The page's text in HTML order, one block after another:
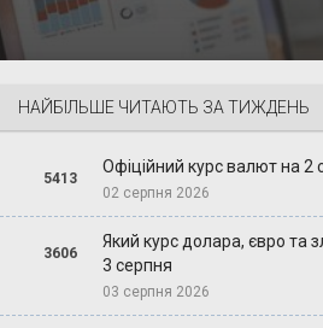
НАЙБІЛЬШЕ ЧИТАЮТЬ ЗА ТИЖДЕНЬ
5413
Офіційний курс валют на 2
02 серпня 2026
3606
Який курс долара, євро та
3 серпня
03 серпня 2026